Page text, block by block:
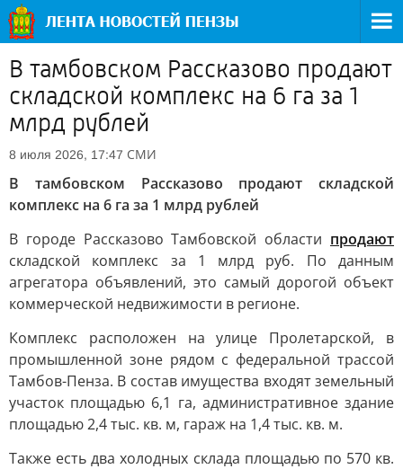
В тамбовском Рассказово продают
складской комплекс на 6 га за 1
млрд рублей
8 июля 2026, 17:47 СМИ
В тамбовском Рассказово продают складской
комплекс на 6 га за 1 млрд рублей
В городе Рассказово Тамбовской области продают
складской комплекс за 1 млрд руб. По данным
агрегатора объявлений, это самый дорогой объект
коммерческой недвижимости в регионе.
Комплекс расположен на улице Пролетарской, в
промышленной зоне рядом с федеральной трассой
Тамбов-Пенза. В состав имущества входят земельный
участок площадью 6,1 га, административное здание
площадью 2,4 тыс. кв. м, гараж на 1,4 тыс. кв. м.
Также есть два холодных склада площадью по 570 кв.